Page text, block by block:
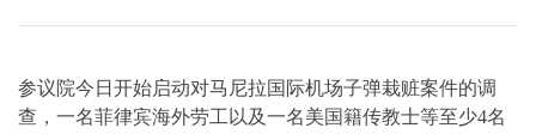
参议院今日开始启动对马尼拉国际机场子弹栽赃案件的调
查，一名菲律宾海外劳工以及一名美国籍传教士等至少4名